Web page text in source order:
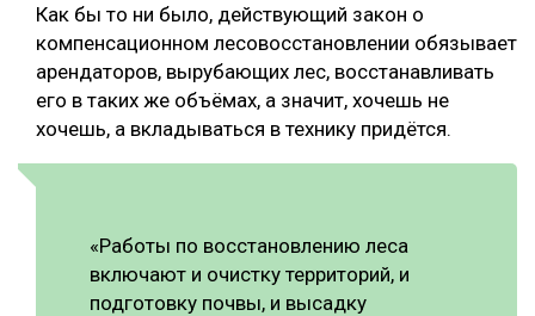
Как бы то ни было, действующий закон о
компенсационном лесовосстановлении обязывает
арендаторов, вырубающих лес, восстанавливать
его в таких же объёмах, а значит, хочешь не
хочешь, а вкладываться в технику придётся.
«Работы по восстановлению леса
включают и очистку территорий, и
подготовку почвы, и высадку